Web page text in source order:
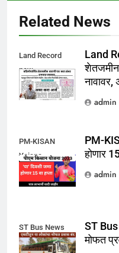
Related News
Land Record
new
Land
शेतजमीन
नावावर,
admin
PM-KISAN
Yojana
PM-
होणार
admin
ST Bus News
ST Bus
मोफत